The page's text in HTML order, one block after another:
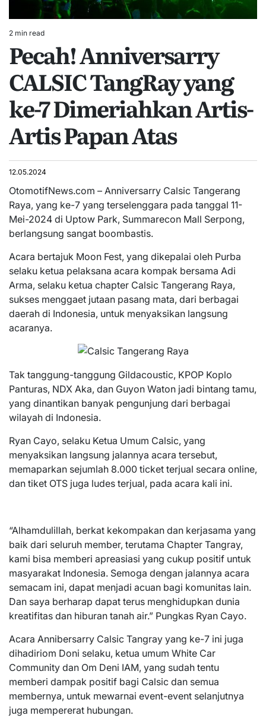
Estimated
read
time
2 min read
Pecah! Anniversarry
CALSIC TangRay yang
ke-7 Dimeriahkan Artis-
Artis Papan Atas
12.05.2024
OtomotifNews.com – Anniversarry Calsic Tangerang
Raya, yang ke-7 yang terselenggara pada tanggal 11-
Mei-2024 di Uptow Park, Summarecon Mall Serpong,
berlangsung sangat boombastis.
Acara bertajuk Moon Fest, yang dikepalai oleh Purba
selaku ketua pelaksana acara kompak bersama Adi
Arma, selaku ketua chapter Calsic Tangerang Raya,
sukses menggaet jutaan pasang mata, dari berbagai
daerah di Indonesia, untuk menyaksikan langsung
acaranya.
Tak tanggung-tanggung Gildacoustic, KPOP Koplo
Panturas, NDX Aka, dan Guyon Waton jadi bintang tamu,
yang dinantikan banyak pengunjung dari berbagai
wilayah di Indonesia.
Ryan Cayo, selaku Ketua Umum Calsic, yang
menyaksikan langsung jalannya acara tersebut,
memaparkan sejumlah 8.000 ticket terjual secara online,
dan tiket OTS juga ludes terjual, pada acara kali ini.
“Alhamdulillah, berkat kekompakan dan kerjasama yang
baik dari seluruh member, terutama Chapter Tangray,
kami bisa memberi apreasiasi yang cukup positif untuk
masyarakat Indonesia. Semoga dengan jalannya acara
semacam ini, dapat menjadi acuan bagi komunitas lain.
Dan saya berharap dapat terus menghidupkan dunia
kreatifitas dan hiburan tanah air.” Pungkas Ryan Cayo.
Acara Annibersarry Calsic Tangray yang ke-7 ini juga
dihadiriom Doni selaku, ketua umum White Car
Community dan Om Deni IAM, yang sudah tentu
memberi dampak positif bagi Calsic dan semua
membernya, untuk mewarnai event-event selanjutnya
juga mempererat hubungan.